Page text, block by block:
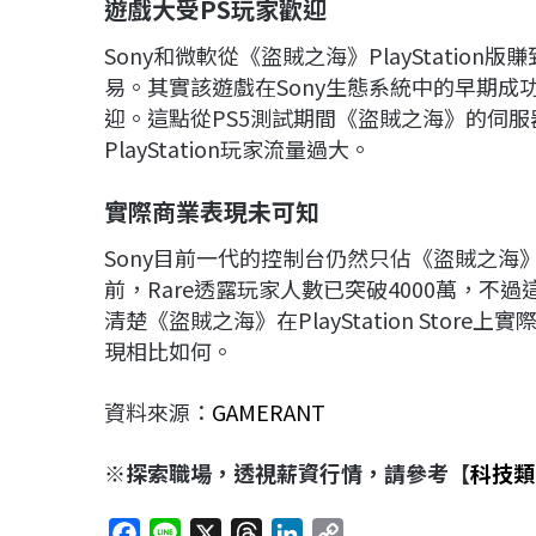
遊戲大受PS玩家歡迎
Sony和微軟從《盜賊之海》PlayStation版
易。其實該遊戲在Sony生態系統中的早期成
迎。這點從PS5測試期間《盜賊之海》的伺
PlayStation玩家流量過大。
實際商業表現未可知
Sony目前一代的控制台仍然只佔《盜賊之海
前，Rare透露玩家人數已突破4000萬，不過
清楚《盜賊之海》在PlayStation Store上實
現相比如何。
資料來源： GAMERANT
※探索職場，透視薪資行情，請參考【科技